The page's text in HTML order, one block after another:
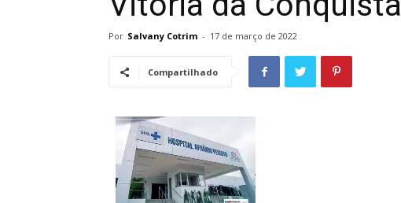
Por Salvany Cotrim - 17 de março de 2022
Compartilhado